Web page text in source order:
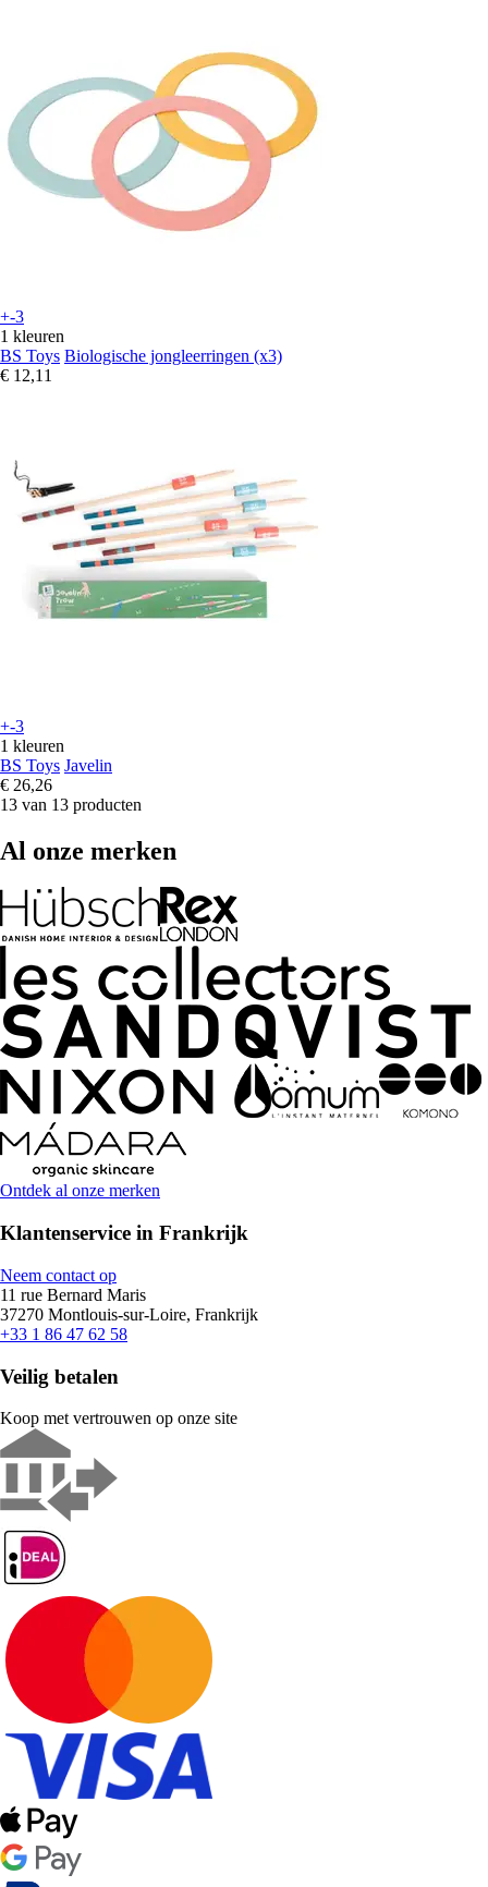
+-3
1 kleuren
BS Toys Biologische jongleerringen (x3)
€ 12,11
+-3
1 kleuren
BS Toys Javelin
€ 26,26
13 van 13 producten
Al onze merken
Ontdek al onze merken
Klantenservice in Frankrijk
Neem contact op
11 rue Bernard Maris
37270 Montlouis-sur-Loire, Frankrijk
+33 1 86 47 62 58
Veilig betalen
Koop met vertrouwen op onze site